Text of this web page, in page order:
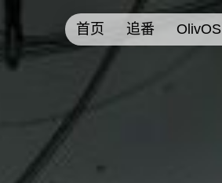
首页 追番 OlivOS